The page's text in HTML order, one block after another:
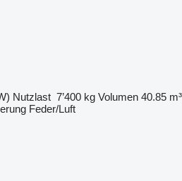
Nutzlast 7’400 kg Volumen 40.85 m³
Feder/Luft